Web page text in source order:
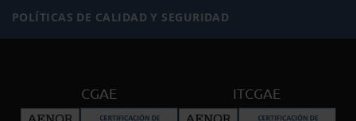
POLÍTICAS DE CALIDAD Y SEGURIDAD
CGAE ITCGAE